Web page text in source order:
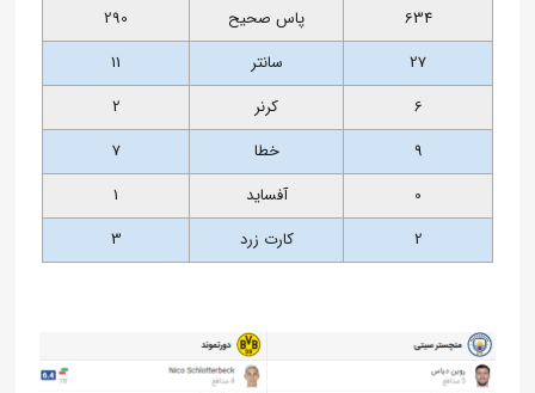
634 پاس صحیح
290
27
سانتر
11
6
کرنر
2
9
خطا
7
0
آفساید
1
2
کارت زرد 3